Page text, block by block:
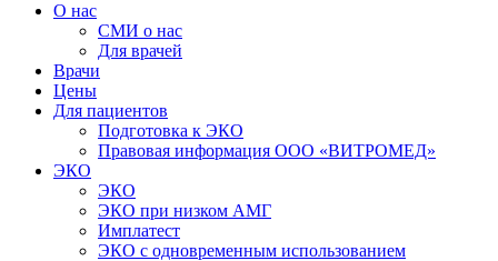
О нас
СМИ о нас
Для врачей
Врачи
Цены
Для пациентов
Подготовка к ЭКО
Правовая информация ООО «ВИТРОМЕД»
ЭКО
ЭКО
ЭКО при низком АМГ
Имплатест
ЭКО с одновременным использованием